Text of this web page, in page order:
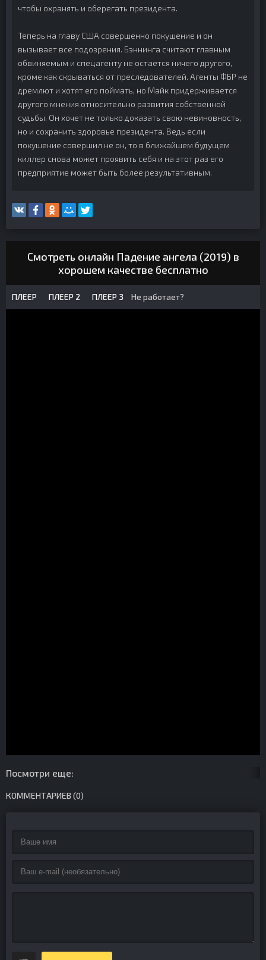
чтобы охранять и оберегать президента.
Теперь на главу США совершенно покушение и он
вызывает все подозрения. Бэннинга считают главным
обвиняемым и спецагенту не остается ничего другого,
кроме как скрываться от преследователей. Агенты ФБР не
дремлют и хотят его поймать, но Майк придерживается
другого мнения относительно развития собственной
судьбы. Он хочет не только доказать свою невиновность,
но и сохранить здоровье президента. Ведь если
покушение совершил не он, то в ближайшем будущем
киллер снова может проявить себя и на этот раз его
предприятие может быть более результативным.
Смотреть онлайн Падение ангела (2019) в
хорошем качестве бесплатно
ПЛЕЕР ПЛЕЕР 2 ПЛЕЕР 3 Не работает?
Посмотри еще:
КОММЕНТАРИЕВ (0)